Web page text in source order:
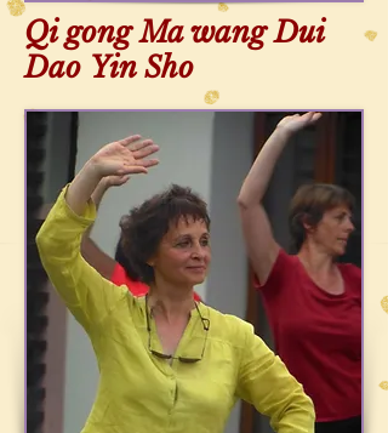
Qi gong Ma wang Dui
Dao Yin Sho